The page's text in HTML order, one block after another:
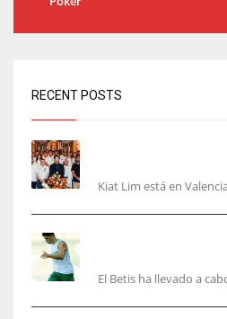
RECENT POSTS
Kiat Lim está en
El Betis ha llevado a